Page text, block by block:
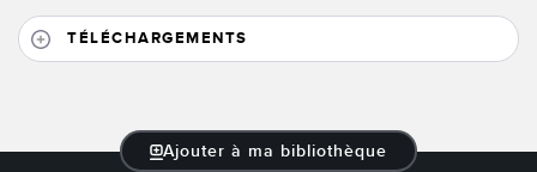
Capteurs avec IO-Link
Capteurs avec IO-Link
TÉLÉCHARGEMENTS
Ajouter à ma bibliothèque